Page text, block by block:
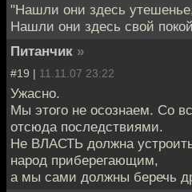
"Нашли они здесь
Нашли они здесь свой
Питанчик »
#19 | 11.11.07 23:22
Ужасно.
Мы этого не осознаем. Со
отсюда последствиями.
Не ВЛАСТЬ должна
народ приберегающим,
а мы сами должны беречь